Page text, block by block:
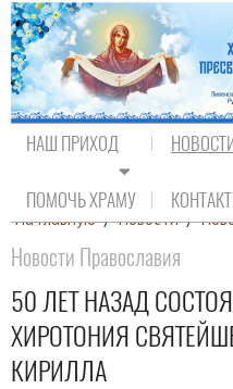
НАШ ПРИХОД
ПОМОЧЬ ХРАМУ
На главную / Новости /
Новости Православия
50 ЛЕТ НАЗАД
ХИРОТОНИЯ
КИРИЛЛА